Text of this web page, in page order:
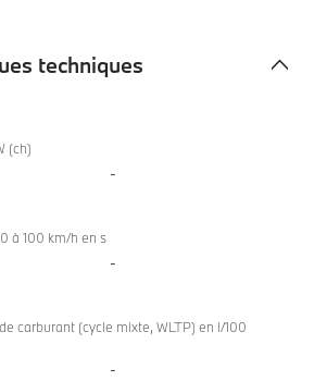
techniques
(ch)
-
à 100 km/h en s
-
carburant (cycle mixte, WLTP) en l/100
-